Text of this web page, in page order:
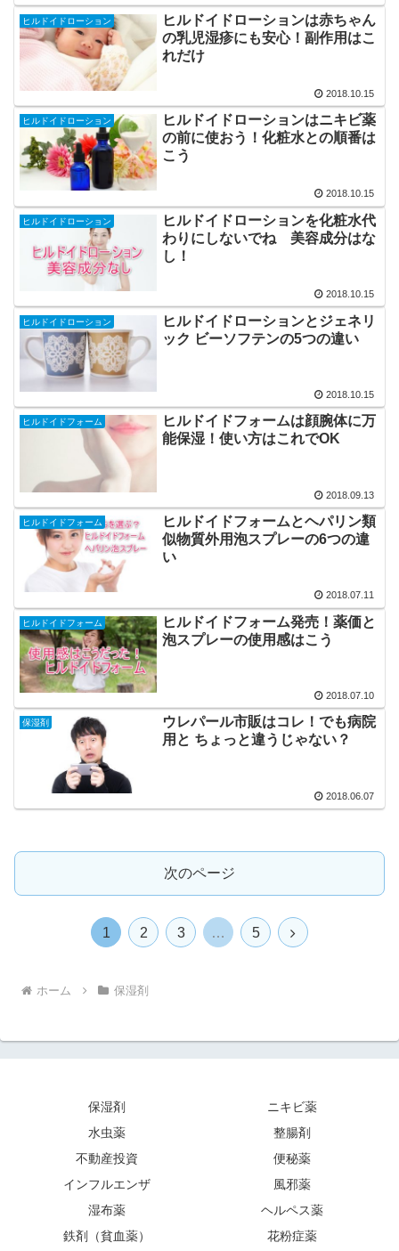
ヒルドイドローション
ヒルドイドローションは赤ちゃん
の乳児湿疹にも安心！副作用はこ
れだけ
2018.10.15
ヒルドイドローション
ヒルドイドローションはニキビ薬
の前に使おう！化粧水との順番は
こう
2018.10.15
ヒルドイドローション
ヒルドイドローションを化粧水代
わりにしないでね 美容成分はな
し！
2018.10.15
ヒルドイドローション
ヒルドイドローションとジェネリ
ック ビーソフテンの5つの違い
2018.10.15
ヒルドイドフォーム
ヒルドイドフォームは顔腕体に万
能保湿！使い方はこれでOK
2018.09.13
ヒルドイドフォーム
ヒルドイドフォームとヘパリン類
似物質外用泡スプレーの6つの違
い
2018.07.11
ヒルドイドフォーム
ヒルドイドフォーム発売！薬価と
泡スプレーの使用感はこう
2018.07.10
保湿剤
ウレパール市販はコレ！でも病院
用と ちょっと違うじゃない？
2018.06.07
次のページ
1 2 3 … 5
次
ホーム 保湿剤
保湿剤
ニキビ薬
水虫薬
整腸剤
不動産投資
便秘薬
インフルエンザ
風邪薬
湿布薬
ヘルペス薬
鉄剤（貧血薬）
花粉症薬